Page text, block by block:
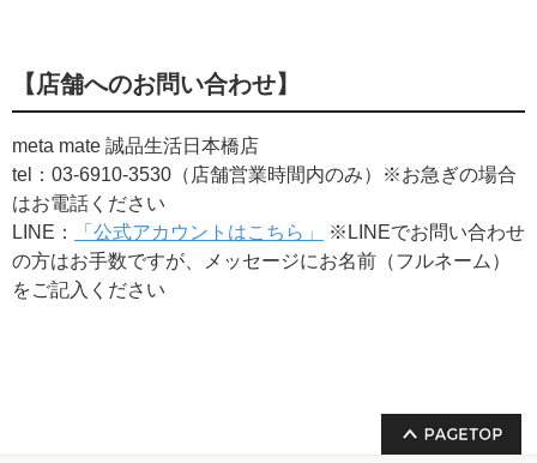
【店舗へのお問い合わせ】
meta mate 誠品生活日本橋店
tel：03-6910-3530（店舗営業時間内のみ）※お急ぎの場合
はお電話ください
LINE：
「公式アカウントはこちら」
※LINEでお問い合わせ
の方はお手数ですが、​メッセージにお名前（フルネーム）
をご記入ください